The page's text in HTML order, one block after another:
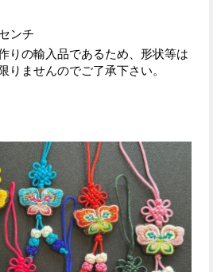
ンチ
りの輸入品であるため、 形状等は
りませんのでご了承下さい。